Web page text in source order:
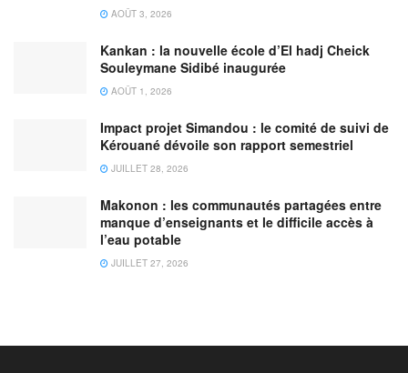
AOÛT 3, 2026
Kankan : la nouvelle école d’El hadj Cheick
Souleymane Sidibé inaugurée
AOÛT 1, 2026
Impact projet Simandou : le comité de suivi de
Kérouané dévoile son rapport semestriel
JUILLET 28, 2026
Makonon : les communautés partagées entre
manque d’enseignants et le difficile accès à
l’eau potable
JUILLET 27, 2026